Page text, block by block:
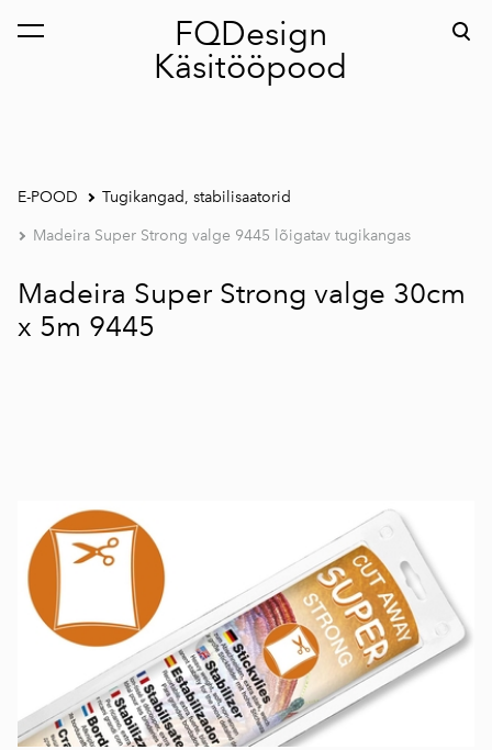
FQDesign
Käsitööpood
lisati ostukorvi. Vaata ostukorvi
E-POOD Tugikangad, stabilisaatorid
Madeira Super Strong valge 9445 lõigatav tugikangas
Madeira Super Strong valge 30cm
x 5m 9445